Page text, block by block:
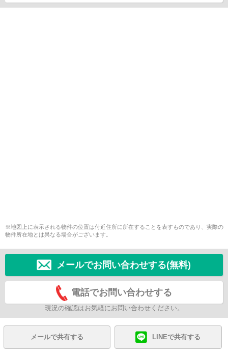
※地図上に表示される物件の位置は付近住所に所在することを表すものであり、実際の
物件所在地とは異なる場合がございます。
メールでお問い合わせする(無料)
電話でお問い合わせする
現況の確認はお気軽にお問い合わせください。
メールで共有する LINEで共有する